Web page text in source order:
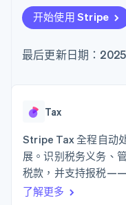
灵活的 UI 组件
支付方式
125+
Authorization
支付成功率优
Link
更多
Product roadmap
应用
交易
资金
SaaS
AI 企
创作
游戏
酒店
提供
发行
使用
资源
开发
API
公
产
联
开始使用 Stripe
最后更新日期：
Tax
Stripe Tax 全程自动
展。识别税务义务、
税款，并支持报税——
了解更多